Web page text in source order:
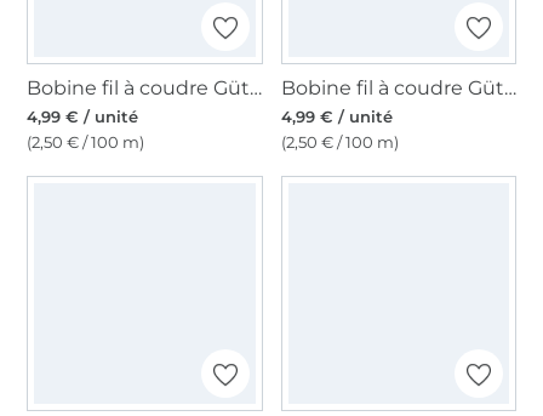
Bobine fil à coudre Gütermann 200m polyester, (512) prune foncé
4,99 € / unité
(2,50 € / 100 m)
Bobine fil à coudre Gütermann 200m polyester, (382) rose vif
4,99 € / unité
(2,50 € / 100 m)